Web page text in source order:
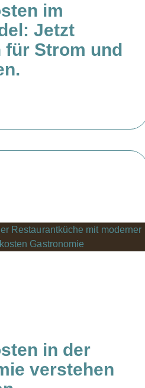
im
Jetzt
für Strom und
in der
verstehen